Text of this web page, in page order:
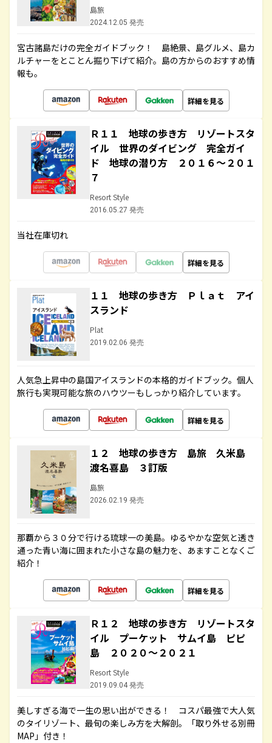
島旅
2024.12.05 発売
宮古諸島だけの完全ガイドブック！ 島絶景、島グルメ、島カ
ルチャーをとことん掘り下げて紹介。島の方からのおすすめ情
報も。
詳細を見る
Ｒ１１ 地球の歩き方 リゾートスタ
イル 世界のダイビング 完全ガイ
ド 地球の潜り方 ２０１６～２０１
７
Resort Style
2016.05.27 発売
当社在庫切れ
詳細を見る
１１ 地球の歩き方 Ｐｌａｔ アイ
スランド
Plat
2019.02.06 発売
人気急上昇中の島国アイスランドの本格的ガイドブック。個人
旅行も実現可能な旅のハウツーもしっかり紹介しています。
詳細を見る
１２ 地球の歩き方 島旅 久米島
渡名喜島 ３訂版
島旅
2026.02.19 発売
那覇から３０分で行ける琉球一の美島。ゆるやかな空気と透き
通った青い海に囲まれた小さな島の魅力を、あますことなくご
紹介！
詳細を見る
Ｒ１２ 地球の歩き方 リゾートスタ
イル プーケット サムイ島 ピピ
島 ２０２０～２０２１
Resort Style
2019.09.04 発売
美しすぎる海で一生の思い出ができる！ コスパ最強で大人気
のタイリゾート、最旬の楽しみ方を大解剖。「取り外せる別冊
MAP」付き！